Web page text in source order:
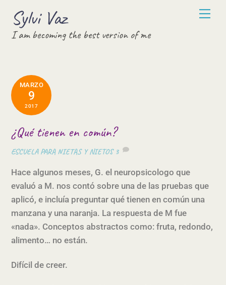
content
Sylvi Vaz
I am becoming the best version of me
MARZO
9
2017
¿Qué tienen en común?
ESCUELA PARA NIETAS Y NIETOS 3
Hace algunos meses, G. el neuropsicologo que
evaluó a M. nos contó sobre una de las pruebas que
aplicó, e incluía preguntar qué tienen en común una
manzana y una naranja. La respuesta de M fue
«nada». Conceptos abstractos como: fruta, redondo,
alimento… no están.
Difícil de creer.